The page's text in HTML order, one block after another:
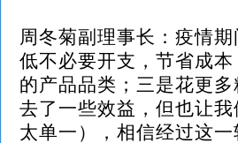
周冬菊副理事长：疫情
低不必要开支，节省成
的产品品类；三是花更
去了一些效益，但也让
太单一），相信经过这